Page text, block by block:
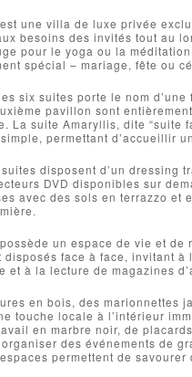
une villa de luxe privée
besoins des invités tout au
pour le yoga ou la
spécial – mariage, fête ou
six suites porte le nom
pavillon sont
La suite Amaryllis, dite “suite
permettant d’accueillir
disposent d’un dressing
DVD disponibles sur
avec des sols en terrazzo
un espace de vie et
disposés face à face, invitant
et à la lecture de magazines
en bois, des marionnettes
touche locale à l’intérieur
en marbre noir, de
des événements de
permettent de